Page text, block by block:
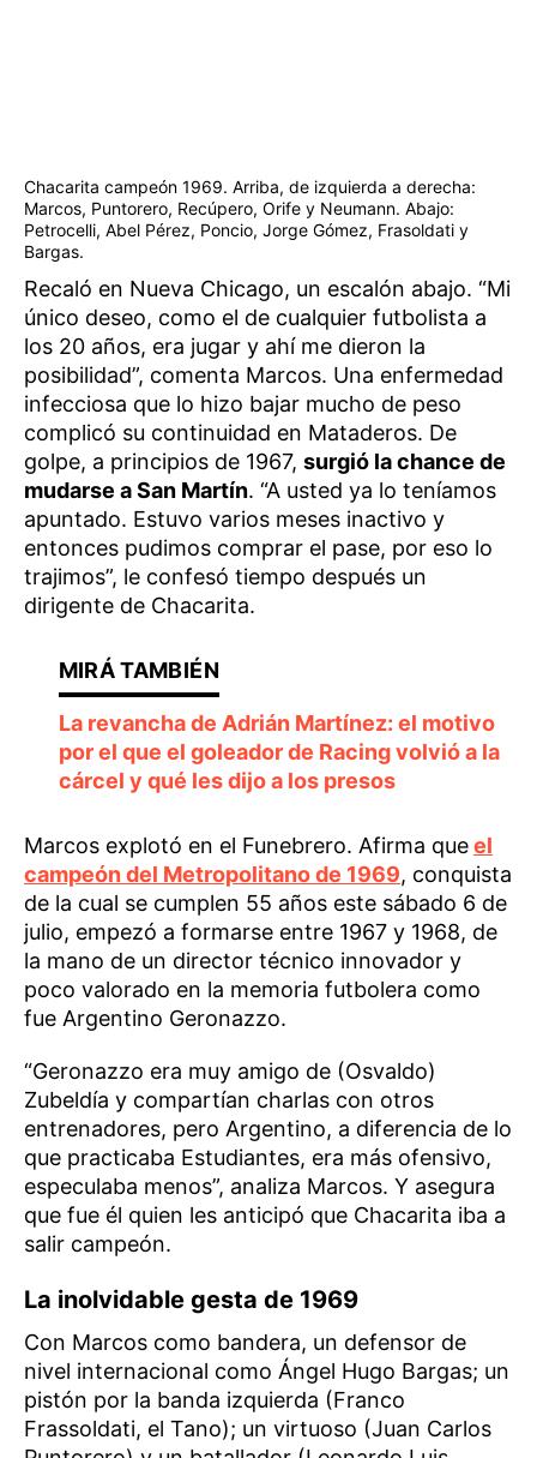
Chacarita campeón 1969. Arriba, de izquierda a derecha:
Marcos, Puntorero, Recúpero, Orife y Neumann. Abajo:
Petrocelli, Abel Pérez, Poncio, Jorge Gómez, Frasoldati y
Bargas.
Recaló en Nueva Chicago, un escalón abajo. “Mi
único deseo, como el de cualquier futbolista a
los 20 años, era jugar y ahí me dieron la
posibilidad”, comenta Marcos. Una enfermedad
infecciosa que lo hizo bajar mucho de peso
complicó su continuidad en Mataderos. De
golpe, a principios de 1967, surgió la chance de
mudarse a San Martín. “A usted ya lo teníamos
apuntado. Estuvo varios meses inactivo y
entonces pudimos comprar el pase, por eso lo
trajimos”, le confesó tiempo después un
dirigente de Chacarita.
La revancha de Adrián Martínez: el motivo
por el que el goleador de Racing volvió a la
cárcel y qué les dijo a los presos
Marcos explotó en el Funebrero. Afirma queel
campeón del Metropolitano de 1969, conquista
de la cual se cumplen 55 años este sábado 6 de
julio, empezó a formarse entre 1967 y 1968, de
la mano de un director técnico innovador y
poco valorado en la memoria futbolera como
fue Argentino Geronazzo.
“Geronazzo era muy amigo de (Osvaldo)
Zubeldía y compartían charlas con otros
entrenadores, pero Argentino, a diferencia de lo
que practicaba Estudiantes, era más ofensivo,
especulaba menos”, analiza Marcos. Y asegura
que fue él quien les anticipó que Chacarita iba a
salir campeón.
La inolvidable gesta de 1969
Con Marcos como bandera, un defensor de
nivel internacional como Ángel Hugo Bargas; un
pistón por la banda izquierda (Franco
Frassoldati, el Tano); un virtuoso (Juan Carlos